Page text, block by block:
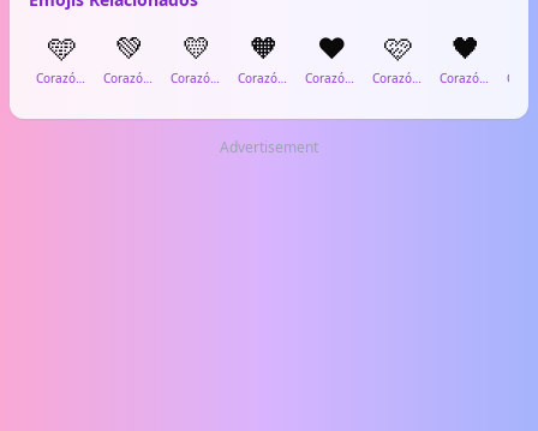
🩵
Corazón Azul Claro
💚
Corazón Verde
💛
Corazón Amarillo
🧡
Corazón Naranja
❤️
Corazón Rojo
🩷
Corazón Rosa
🖤
Corazón Negro
Advertisement